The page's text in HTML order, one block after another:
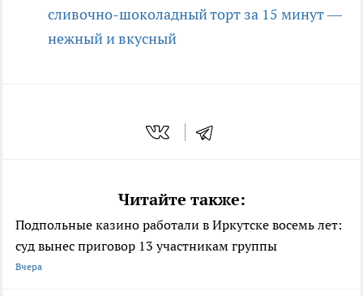
сливочно-шоколадный торт за 15 минут —
нежный и вкусный
Читайте также:
Подпольные казино работали в Иркутске восемь лет:
суд вынес приговор 13 участникам группы
Вчера